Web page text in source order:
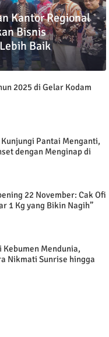
Kantor Regional
Bisnis
Baik
2025 di Gelar Kodam
Pantai Menganti,
dengan Menginap di
22 November: Cak Ofi
1 Kg yang Bikin Nagih”
Mendunia,
Nikmati Sunrise hingga